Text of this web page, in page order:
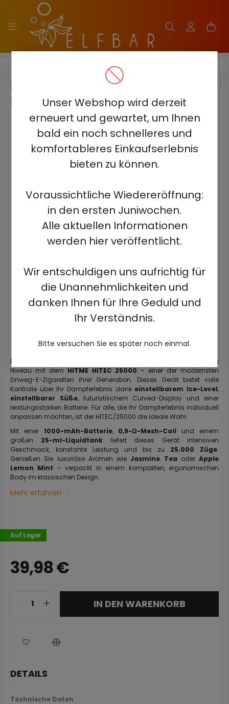
Unser Webshop wird derzeit
erneuert und gewartet, um Ihnen
bald ein noch schnelleres und
komfortableres Einkaufserlebnis
bieten zu können.
Voraussichtliche Wiedereröffnung:
in den ersten Juniwochen.
Alle aktuellen Informationen
werden hier veröffentlicht.
Wir entschuldigen uns aufrichtig für
die Unannehmlichkeiten und
danken Ihnen für Ihre Geduld und
Ihr Verständnis.
Bitte versuchen Sie es später noch einmal.
HITME HITEC 25000
HITME HITEC 25000 - BLUE RAZZ
LEMONADE 5%
Erleben Sie personalisiertes Dampfen auf einem völlig neuen
Niveau mit dem HITME HITEC 25000 – einer der modernsten
Einweg-E-Zigaretten ihrer Generation. Dieses Gerät bietet volle
Kontrolle über Ihr Dampferlebnis dank einstellbarem Ice-Level,
einstellbarer Süße, futuristischem Curved-Display und einer
leistungsstarken Batterie. Für alle, die ihr Dampferlebnis individuell
anpassen möchten, ist der HITEC/25000 die ideale Wahl.
Mit einer 1000-mAh-Batterie, 0,9-Ω-Mesh-Coil und einem
großen 25-ml-Liquidtankliefert dieses Gerät intensiven
Geschmack, konstante Leistung und bis zu 25.000 Züge.
Genießen Sie luxuriöse Aromen wieJasmine Tea oder Apple
Lemon Mint – verpackt in einem kompakten, ergonomischen
Body im klassischen Design.
Mehr erfahren
Auf Lager
39,98€
IN DEN WARENKORB
DETAILS
Technische Daten